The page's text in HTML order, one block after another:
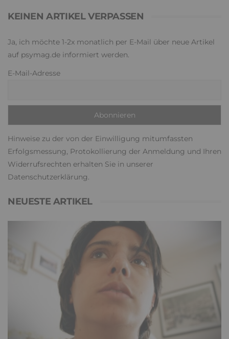
KEINEN ARTIKEL VERPASSEN
Ja, ich möchte 1-2x monatlich per E-Mail über neue Artikel
auf psymag.de informiert werden.
E-Mail-Adresse
Hinweise zu der von der Einwilligung mitumfassten
Erfolgsmessung, Protokollierung der Anmeldung und Ihren
Widerrufsrechten erhalten Sie in unserer
Datenschutzerklärung.
NEUESTE ARTIKEL